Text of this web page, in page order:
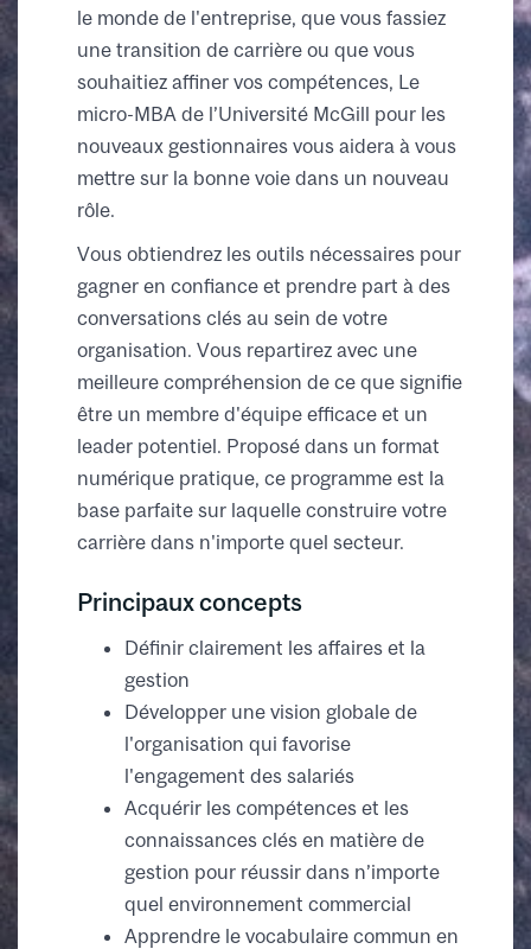
le monde de l'entreprise, que vous fassiez
une transition de carrière ou que vous
souhaitiez affiner vos compétences, Le
micro-MBA de l’Université McGill pour les
nouveaux gestionnaires vous aidera à vous
mettre sur la bonne voie dans un nouveau
rôle.
Vous obtiendrez les outils nécessaires pour
gagner en confiance et prendre part à des
conversations clés au sein de votre
organisation. Vous repartirez avec une
meilleure compréhension de ce que signifie
être un membre d'équipe efficace et un
leader potentiel. Proposé dans un format
numérique pratique, ce programme est la
base parfaite sur laquelle construire votre
carrière dans n'importe quel secteur.
Principaux concepts
Définir clairement les affaires et la
gestion
Développer une vision globale de
l'organisation qui favorise
l'engagement des salariés
Acquérir les compétences et les
connaissances clés en matière de
gestion pour réussir dans n’importe
quel environnement commercial
Apprendre le vocabulaire commun en